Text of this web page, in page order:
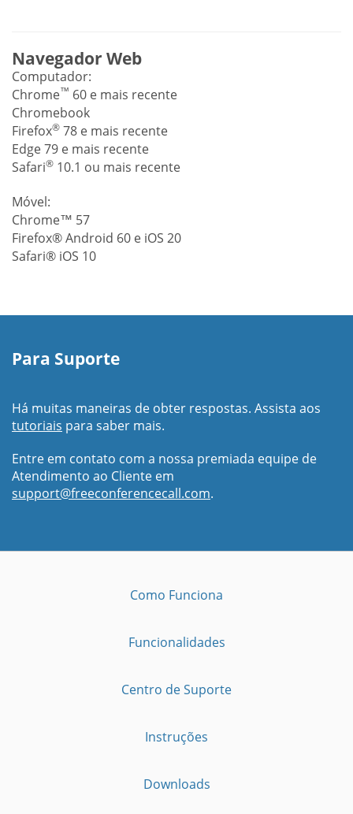
Navegador Web
Computador:
Chrome™ 60 e mais recente
Chromebook
Firefox® 78 e mais recente
Edge 79 e mais recente
Safari® 10.1 ou mais recente
Móvel:
Chrome™ 57
Firefox® Android 60 e iOS 20
Safari® iOS 10
Para Suporte
Há muitas maneiras de obter respostas. Assista aos
tutoriais para saber mais.
Entre em contato com a nossa premiada equipe de
Atendimento ao Cliente em
support@freeconferencecall.com.
Como Funciona
Funcionalidades
Centro de Suporte
Instruções
Downloads